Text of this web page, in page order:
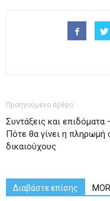
Προηγούμενο άρθρο
Συντάξεις και επιδόματα
Πότε θα γίνει η πληρωμή
δικαιούχους
Διαβάστε επίσης